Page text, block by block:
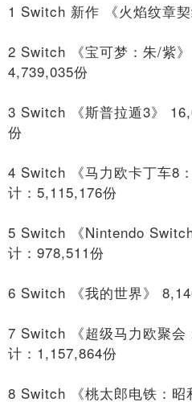
1 Switch 新作 《火焰纹章
2 Switch 《宝可梦：朱/紫
4,739,035份
3 Switch 《斯普拉遁3》
份
4 Switch 《马力欧卡丁车8
计：5,115,176份
5 Switch 《Nintendo
计：978,511份
6 Switch 《我的世界》
7 Switch 《超级马力欧聚
计：1,157,864份
8 Switch 《桃太郎电铁：昭